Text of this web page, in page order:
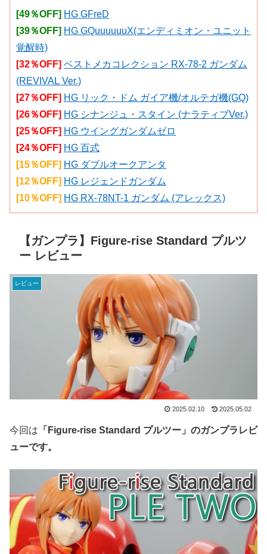
[49％OFF] HG GFreD
[39％OFF] HG GQuuuuuuX(エンディミオン・ユニット
覚醒時)
[32％OFF] ベストメカコレクション RX-78-2 ガンダム
(REVIVAL Ver.)
[27％OFF] HG リック・ドム ガイア機/オルテガ機(GQ)
[26％OFF] HG シナンジュ・スタイン (ナラティブVer.)
[25％OFF] HG ウイングガンダムゼロ
[24％OFF] HG 百式
[15％OFF] HG ダブルオークアンタ
[12％OFF] HG レジェンドガンダム
[10％OFF] HG RX-78NT-1 ガンダム (アレックス)
【ガンプラ】Figure-rise Standard プルツ
ー レビュー
レビュー
2025.02.10 2025.05.02
今回は 「Figure-rise Standard プルツー」のガンプラレビ
ューです。